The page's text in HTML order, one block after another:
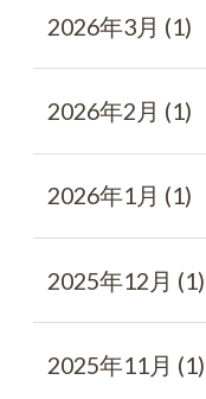
2026年3月 (1)
2026年2月 (1)
2026年1月 (1)
2025年12月 (1)
2025年11月 (1)